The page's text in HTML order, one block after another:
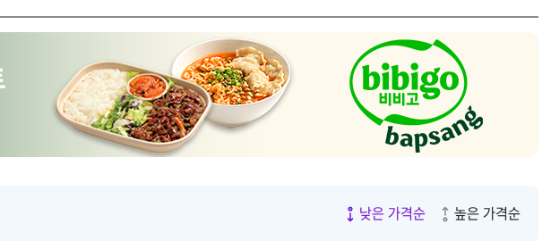
4.
푸꾸옥
오키나와
6.
후쿠오카
7.
2030
8.
장가계
9.
오사카
10. 발리
낮은 가격순 높은 가격순